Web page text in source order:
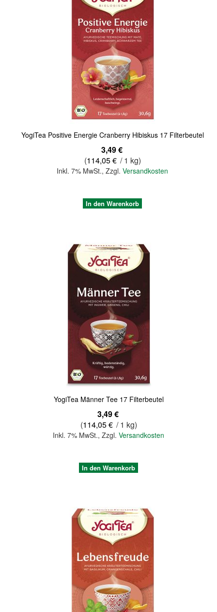
YogiTea Positive Energie Cranberry Hibiskus 17 Filterbeutel
3,49 €
(114,05 € / 1 kg)
Inkl. 7% MwSt.,Zzgl.Versandkosten
In den Warenkorb
YogiTea Männer Tee 17 Filterbeutel
3,49 €
(114,05 € / 1 kg)
Inkl. 7% MwSt., Zzgl. Versandkosten
In den Warenkorb